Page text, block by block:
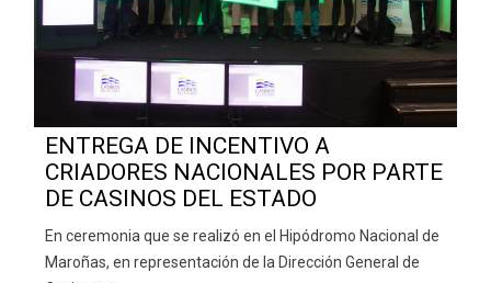
ENTREGA DE INCENTIVO A
CRIADORES NACIONALES POR PARTE
DE CASINOS DEL ESTADO
En ceremonia que se realizó en el Hipódromo Nacional de
Maroñas, en representación de la Dirección General de